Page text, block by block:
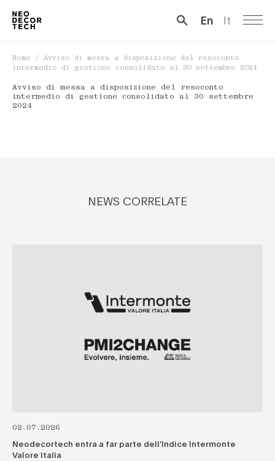
En It
Home / Avviso di messa a disposizione del resoconto
intermedio di gestione consolidato al 30 settembre 2024
Avviso di messa a disposizione del resoconto
intermedio di gestione consolidato al 30 settembre
2024
NEWS CORRELATE
02.07.2026
Neodecortech entra a far parte dell’Indice Intermonte
Valore Italia